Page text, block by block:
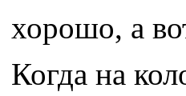
хорошо, а
Когда на